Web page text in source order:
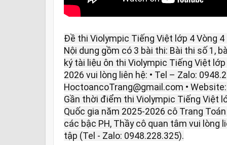
Đề thi Violympic Tiếng Việt lớp 4 Vòng
Nội dung gồm có 3 bài thi: Bài thi số 1,
ký tài liệu ôn thi Violympic Tiếng Việt
2026 vui lòng liên hệ: • Tel – Zalo:
HoctoancoTrang@gmail.com •
Gần thời điểm thi Violympic Tiếng Việt
Quốc gia năm 2025-2026 cô Trang
các bậc PH, Thầy cô quan tâm vui lòng
tập (Tel - Zalo: 0948.228.325).